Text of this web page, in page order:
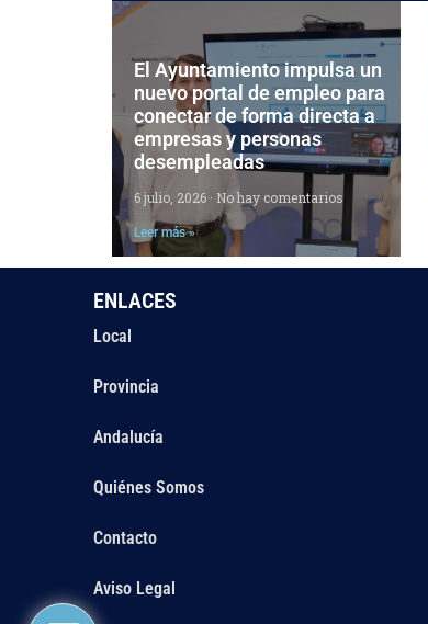
El Ayuntamiento impulsa un
nuevo portal de empleo para
conectar de forma directa a
empresas y personas
desempleadas
6 julio, 2026 No hay comentarios
Leer más »
ENLACES
Local
Provincia
Andalucía
Quiénes Somos
Contacto
Aviso Legal